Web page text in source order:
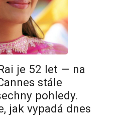
je 52 let — na
stále
pohledy.
jak vypadá dnes